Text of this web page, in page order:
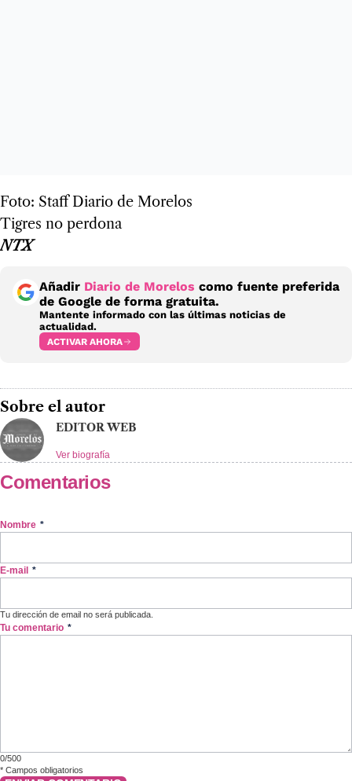
Foto: Staff Diario de Morelos
Tigres no perdona
NTX
Añadir Diario de Morelos como fuente preferida
de Google de forma gratuita.
Mantente informado con las últimas noticias de
actualidad.
ACTIVAR AHORA
Sobre el autor
EDITOR WEB
Ver biografía
Comentarios
Nombre *
E-mail *
Tu dirección de email no será publicada.
Tu comentario *
0/500
* Campos obligatorios